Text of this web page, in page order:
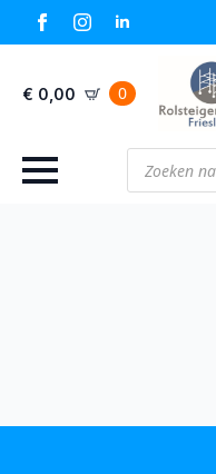
€ 0,00 0
Producten
zoeken